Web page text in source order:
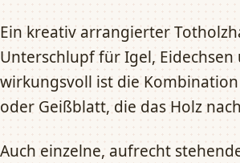
Ein kreativ arrangierter
Unterschlupf für Igel,
wirkungsvoll ist die
oder Geißblatt, die das Holz
Auch einzelne, aufrecht